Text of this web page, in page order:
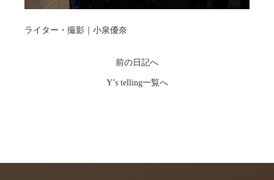
ライター・撮影｜小泉優奈
前の日記へ
Y’s telling一覧へ